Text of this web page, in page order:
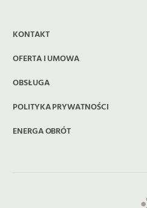
KONTAKT
OFERTA I UMOWA
OBSŁUGA
POLITYKA PRYWATNOŚCI
ENERGA OBRÓT